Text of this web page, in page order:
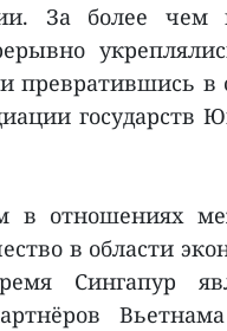
За более чем
превратившись в
государств
в отношениях
в области
Сингапур